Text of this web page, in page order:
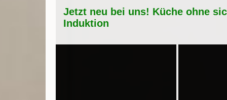
Jetzt neu bei uns! Küche ohne
Induktion